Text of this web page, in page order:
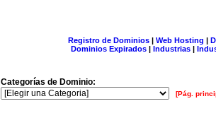
Registro de Dominios| Web Hosting |
Dominios Expirados | Industrias |
Categorías de Dominio:
[Pág.